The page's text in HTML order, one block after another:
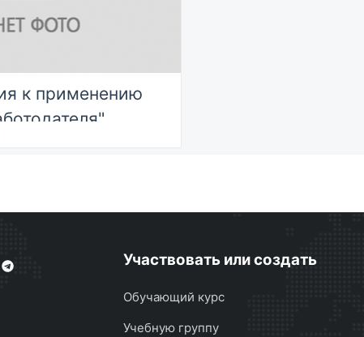
к применению
Участвовать или создать
Обучающий курс
Учебную группу